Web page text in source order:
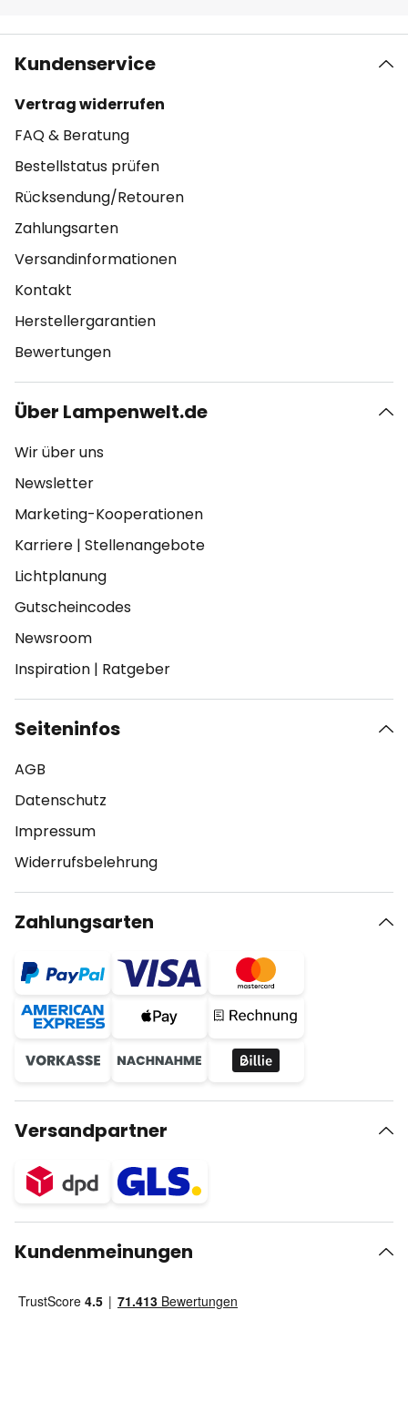
Kundenservice
Vertrag widerrufen
FAQ & Beratung
Bestellstatus prüfen
Rücksendung/Retouren
Zahlungsarten
Versandinformationen
Kontakt
Herstellergarantien
Bewertungen
Über Lampenwelt.de
Wir über uns
Newsletter
Marketing-Kooperationen
Karriere | Stellenangebote
Lichtplanung
Gutscheincodes
Newsroom
Inspiration | Ratgeber
Seiteninfos
AGB
Datenschutz
Impressum
Widerrufsbelehrung
Zahlungsarten
Versandpartner
Kundenmeinungen